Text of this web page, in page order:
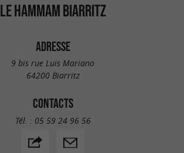
LE HAMMAM BIARRITZ
ADRESSE
9 bis rue Luis Mariano
64200 Biarritz
CONTACTS
Tél. : 05 59 24 96 56